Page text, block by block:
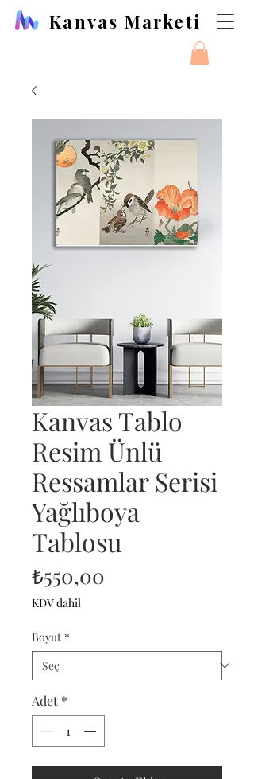
Kanvas Marketi
Kanvas Tablo
Resim Ünlü
Ressamlar Serisi
Yağlıboya
Tablosu
₺550,00
KDV dahil
Boyut *
Adet *